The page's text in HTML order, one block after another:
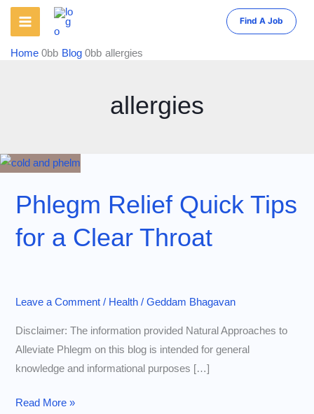
Skip
Find A Job
Home Blog allergies
allergies
Phlegm Relief Quick Tips
for a Clear Throat
Leave a Comment / Health/ Geddam Bhagavan
Disclaimer: The information provided Natural Approaches to
Alleviate Phlegm on this blog is intended for general
knowledge and informational purposes […]
Phlegm
Read More »